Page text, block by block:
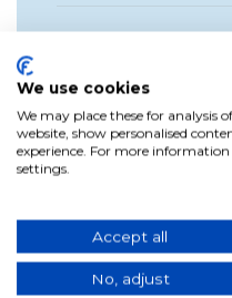
We use cookies
We may place these for analysis
website, show personalised
experience. For more
settings.
Accept all
No, adjust